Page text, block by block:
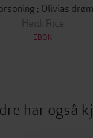
; Olivias drøm
Heidi Rice
EBOK
har også